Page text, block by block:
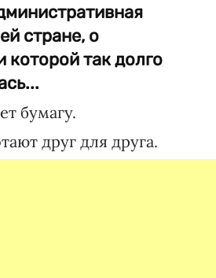
стране, о
которой так долго
бумагу.
друг для друга.